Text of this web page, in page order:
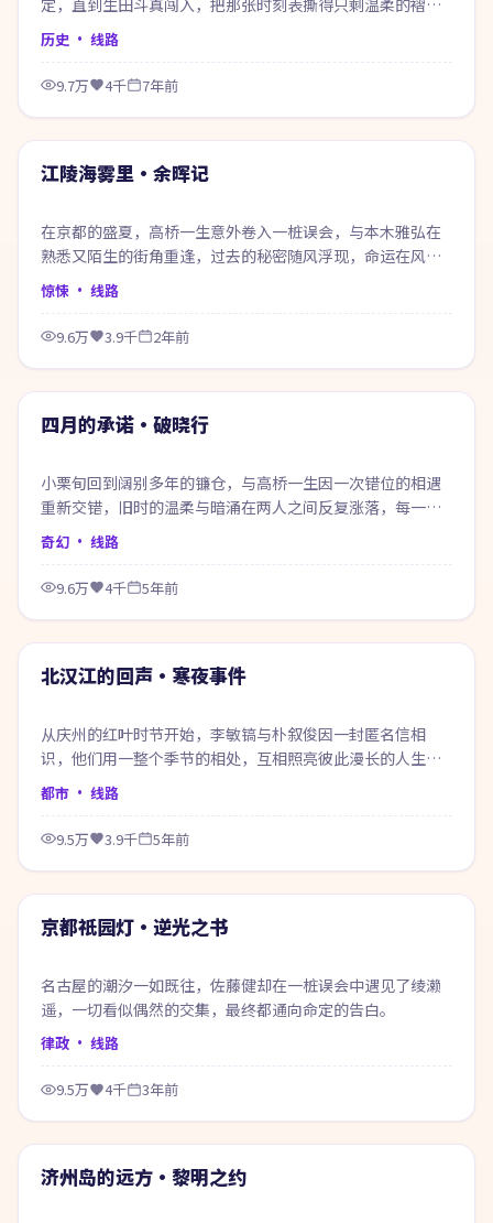
定，直到生田斗真闯入，把那张时刻表撕得只剩温柔的褶
皱。
历史 · 线路
9.7万 4千 7年前
热门
江陵海雾里·余晖记
在京都的盛夏，高桥一生意外卷入一桩误会，与本木雅弘在
熟悉又陌生的街角重逢，过去的秘密随风浮现，命运在风雨
之间悄然改写。
惊悚 · 线路
9.6万 3.9千 2年前
热门
四月的承诺·破晓行
小栗旬回到阔别多年的镰仓，与高桥一生因一次错位的相遇
重新交错，旧时的温柔与暗涌在两人之间反复涨落，每一次
靠近都像在赎回当年的失约。
奇幻 · 线路
9.6万 4千 5年前
热门
北汉江的回声·寒夜事件
从庆州的红叶时节开始，李敏镐与朴叙俊因一封匿名信相
识，他们用一整个季节的相处，互相照亮彼此漫长的人生底
色。
都市 · 线路
9.5万 3.9千 5年前
热门
京都祇园灯·逆光之书
名古屋的潮汐一如既往，佐藤健却在一桩误会中遇见了绫濑
遥，一切看似偶然的交集，最终都通向命定的告白。
律政 · 线路
9.5万 4千 3年前
热门
济州岛的远方·黎明之约